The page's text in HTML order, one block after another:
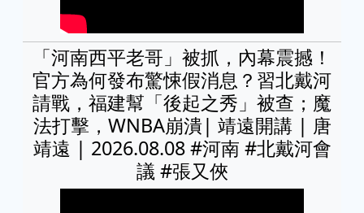
「河南西平老哥」被抓，內幕震撼！
官方為何發布驚悚假消息？習北戴河
請戰，福建幫「後起之秀」被查；魔
法打擊，WNBA崩潰| 靖遠開講 | 唐
靖遠 | 2026.08.08 #河南 #北戴河會
議 #張又俠